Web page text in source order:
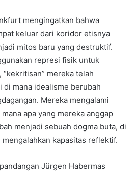
mengingatkan bahwa
keluar dari koridor etisnya
mitos baru yang destruktif.
represi fisik untuk
mereka telah
di mana idealisme berubah
Mereka mengalami
apa yang mereka anggap
menjadi sebuah dogma buta, di
kapasitas reflektif.
Jürgen Habermas